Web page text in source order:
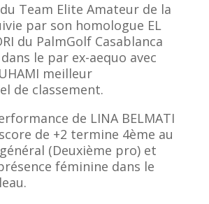
Team Elite Amateur de la
par son homologue EL
du PalmGolf Casablanca
le par ex-aequo avec
meilleur
de classement.
de LINA BELMATI
de +2 termine 4ème au
(Deuxième pro) et
féminine dans le